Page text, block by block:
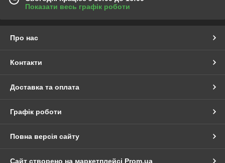
Показати весь графік роботи
Про нас
Контакти
Доставка та оплата
Графік роботи
Повна версія сайту
Сайт створено на маркетплейсі Prom.ua